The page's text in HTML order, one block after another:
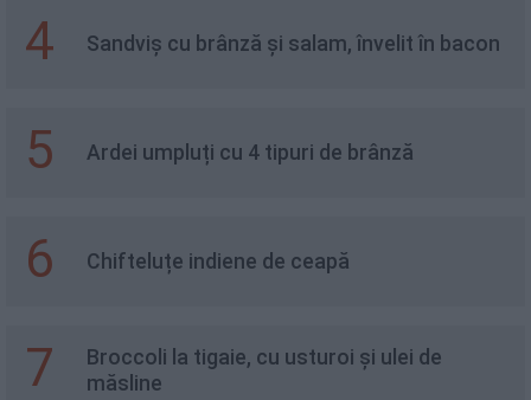
4 Sandviș cu brânză și salam, învelit în bacon
5 Ardei umpluți cu 4 tipuri de brânză
6 Chifteluțe indiene de ceapă
7
Broccoli la tigaie, cu usturoi și ulei de
măsline